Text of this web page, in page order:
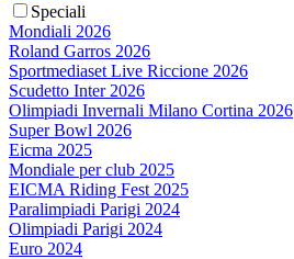
Speciali
Mondiali 2026
Roland Garros 2026
Sportmediaset Live Riccione 2026
Scudetto Inter 2026
Olimpiadi Invernali Milano Cortina 2026
Super Bowl 2026
Eicma 2025
Mondiale per club 2025
EICMA Riding Fest 2025
Paralimpiadi Parigi 2024
Olimpiadi Parigi 2024
Euro 2024